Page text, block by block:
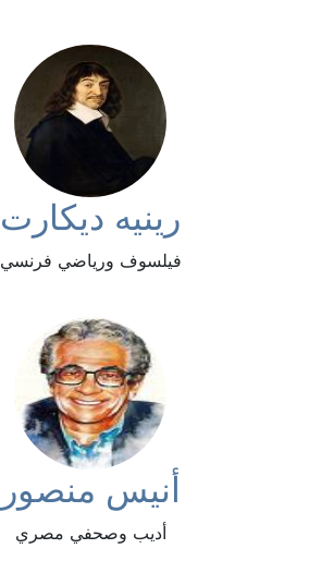
رينيه ديكارت
فيلسوف ورياضي فرنسي
أنيس منصور
أديب وصحفي مصري